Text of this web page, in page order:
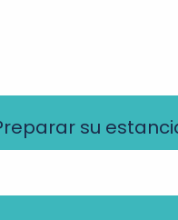
su
bandeja de
virtual, que